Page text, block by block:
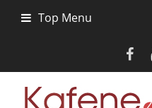
Top Menu